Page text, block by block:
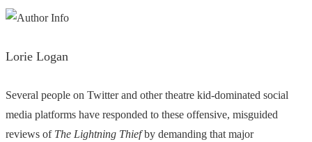
Lorie Logan
Several people on Twitter and other theatre kid-dominated social
media platforms have responded to these offensive, misguided
reviews of The Lightning Thiefby demanding that major